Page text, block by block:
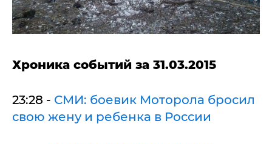
Хроника событий за 31.03.2015
23:28 - СМИ: боевик Моторола бросил
свою жену и ребенка в России